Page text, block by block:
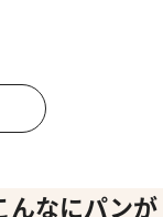
んなにパンが